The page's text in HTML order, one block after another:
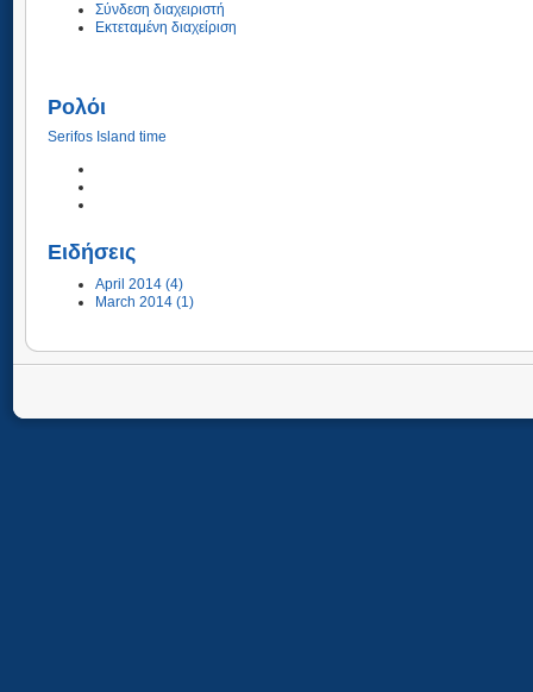
Σύνδεση διαχειριστή
Εκτεταμένη διαχείριση
Ρολόι
Serifos Island time
Ειδήσεις
April 2014 (4)
March 2014 (1)